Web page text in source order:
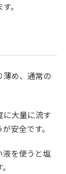
。
薄め、通常の
に大量に流す
安全です。
液を使うと塩